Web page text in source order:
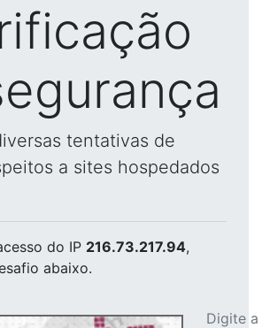
tentativas de
a sites hospedados
do IP 216.73.217.94,
abaixo.
Digite